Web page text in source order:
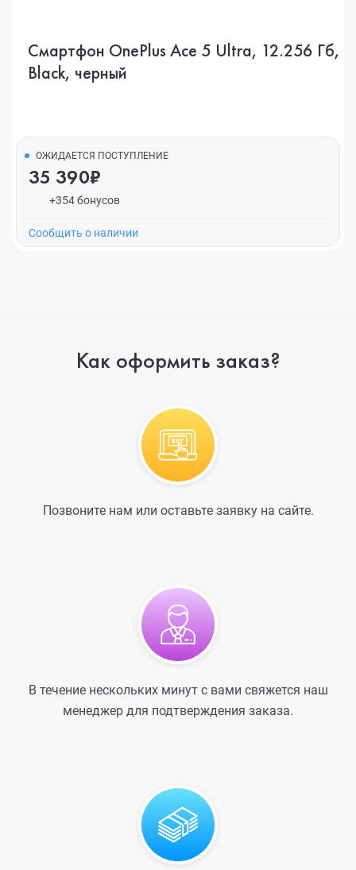
Смартфон OnePlus Ace 5 Ultra, 12.256 Гб,
Black, черный
ОЖИДАЕТСЯ ПОСТУПЛЕНИЕ
35 390₽
+354 бонусов
Cообщить о наличии
Как оформить заказ?
Позвоните нам или оставьте заявку на сайте.
В течение нескольких минут с вами свяжется наш
менеджер для подтверждения заказа.